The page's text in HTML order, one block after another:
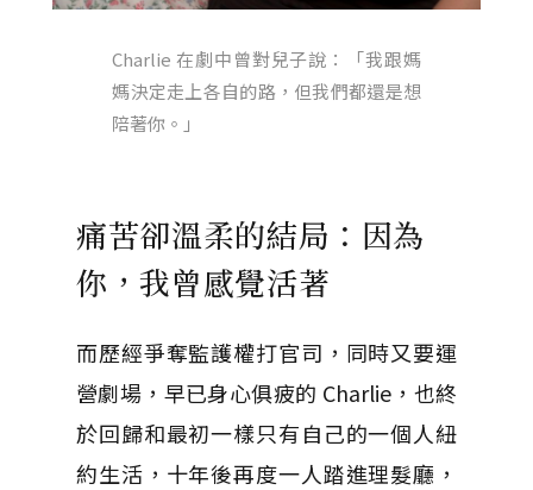
Charlie 在劇中曾對兒子說：「我跟媽
媽決定走上各自的路，但我們都還是想
陪著你。」
痛苦卻溫柔的結局：因為
你，我曾感覺活著
而歷經爭奪監護權打官司，同時又要運
營劇場，早已身心俱疲的 Charlie，也終
於回歸和最初一樣只有自己的一個人紐
約生活，十年後再度一人踏進理髮廳，